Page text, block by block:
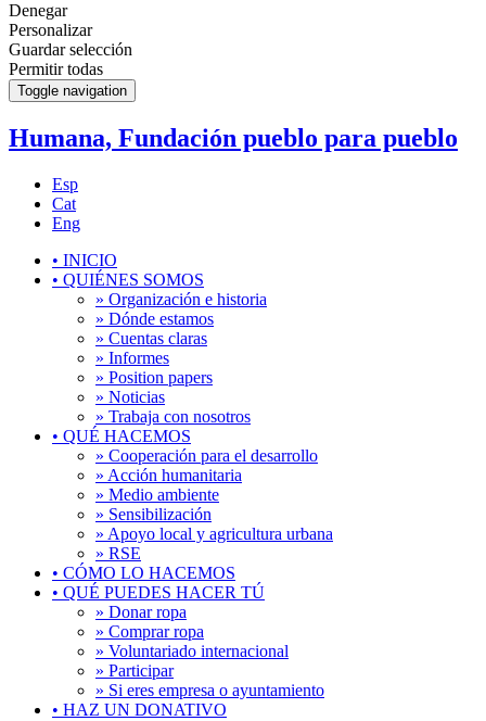
Denegar
Personalizar
Guardar selección
Permitir todas
Toggle navigation
Humana, Fundación pueblo para pueblo
Esp
Cat
Eng
• INICIO
• QUIÉNES SOMOS
» Organización e historia
» Dónde estamos
» Cuentas claras
» Informes
» Position papers
» Noticias
» Trabaja con nosotros
• QUÉ HACEMOS
» Cooperación para el desarrollo
» Acción humanitaria
» Medio ambiente
» Sensibilización
» Apoyo local y agricultura urbana
» RSE
• CÓMO LO HACEMOS
• QUÉ PUEDES HACER TÚ
» Donar ropa
» Comprar ropa
» Voluntariado internacional
» Participar
» Si eres empresa o ayuntamiento
• HAZ UN DONATIVO